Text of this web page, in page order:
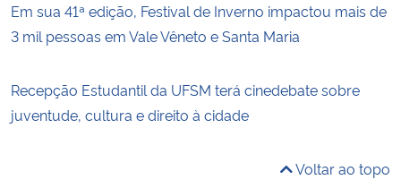
Em sua 41ª edição, Festival de Inverno impactou mais de
3 mil pessoas em Vale Vêneto e Santa Maria
Recepção Estudantil da UFSM terá cinedebate sobre
juventude, cultura e direito à cidade
Voltar ao topo